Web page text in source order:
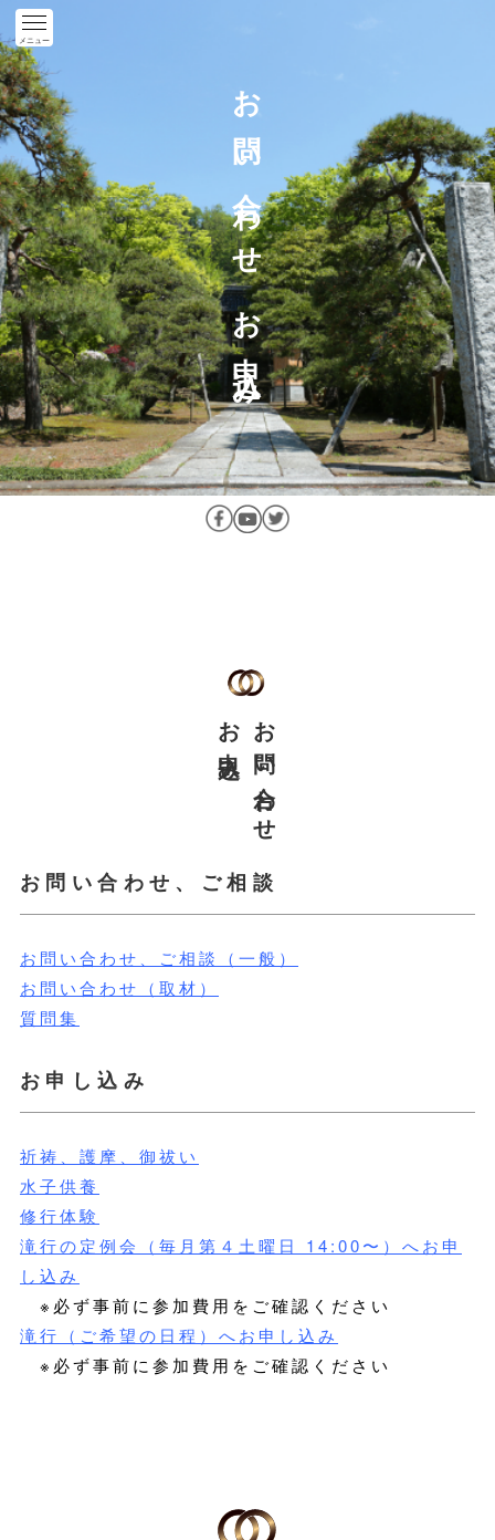
お問い合わせ お申込み
facebook
Youtube
お問い合わせ
お申込み
お問い合わせ、ご相談
お問い合わせ、ご相談（一般）
お問い合わせ（取材）
質問集
お申し込み
祈祷、護摩、御祓い
水子供養
修行体験
滝行の定例会（毎月第４土曜日 14:00〜）へお申
し込み
※必ず事前に参加費用をご確認ください
滝行（ご希望の日程）へお申し込み
※必ず事前に参加費用をご確認ください